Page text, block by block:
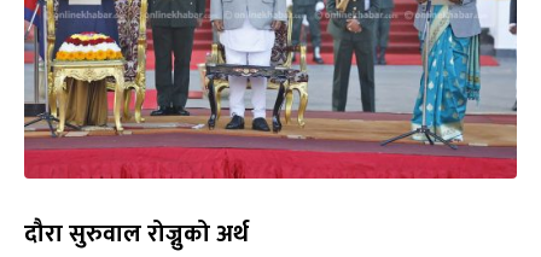
दौरा सुरुवाल रोज्नुको अर्थ